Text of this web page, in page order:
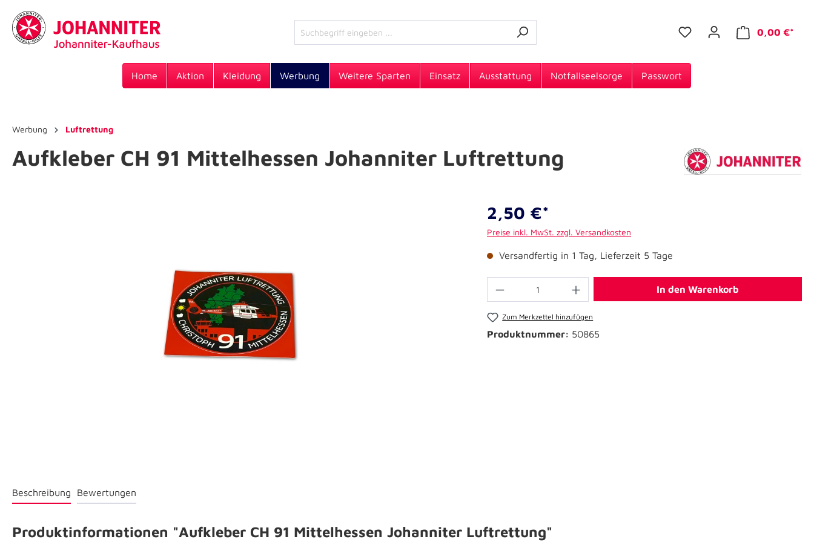
0,00 €*
Home Aktion Kleidung Werbung Weitere Sparten Einsatz Ausstattung Notfallseelsorge Passwort
Werbung Luftrettung
Aufkleber CH 91 Mittelhessen Johanniter Luftrettung
2,50 €*
Preise inkl. MwSt. zzgl. Versandkosten
Versandfertig in 1 Tag, Lieferzeit 5 Tage
In den Warenkorb
Zum Merkzettel hinzufügen
Produktnummer: 50865
Beschreibung Bewertungen
Produktinformationen "Aufkleber CH 91 Mittelhessen Johanniter Luftrettung"